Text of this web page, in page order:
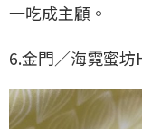
一吃成主顧。
6.金門／海霓蜜